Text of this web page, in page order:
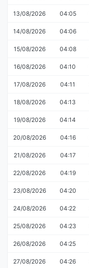
13/08/2026 04:05
14/08/2026 04:06
15/08/2026 04:08
16/08/2026 04:10
17/08/2026 04:11
18/08/2026 04:13
19/08/2026 04:14
20/08/2026 04:16
21/08/2026 04:17
22/08/2026 04:19
23/08/2026 04:20
24/08/2026 04:22
25/08/2026 04:23
26/08/2026 04:25
27/08/2026 04:26